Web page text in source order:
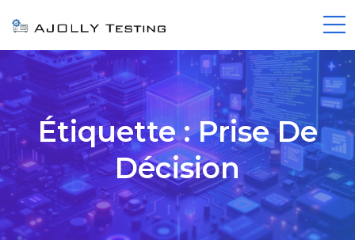
Étiquette :Prise De
Décision